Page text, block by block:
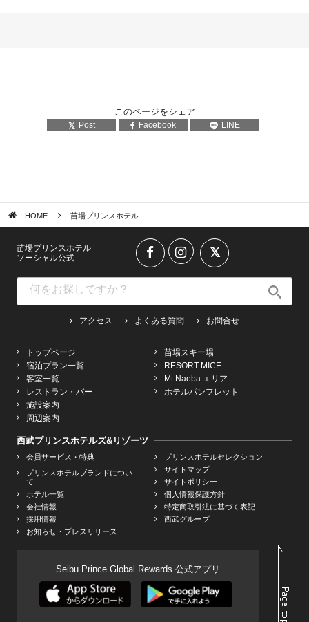
このページをシェア
Post Facebook LINE
HOME 苗場プリンスホテル
苗場プリンスホテル
ソーシャル公式
アクセス よくある質問 お問合せ
トップページ
宿泊プラン一覧
客室一覧
レストラン・バー
施設案内
周辺案内
苗場スキー場
RESORT MICE
Mt.Naeba エリア
ホテルパンフレット
西武プリンスホテルズ&リゾーツ
会員サービス・特典
プリンスホテルブランドについ
て
ホテル一覧
会社情報
採用情報
お知らせ・プレスリリース
プリンスホテルセレクション
サイトマップ
サイトポリシー
個人情報保護方針
特定商取引法に基づく表記
西武グループ
Seibu Prince Global Rewards 公式アプリ